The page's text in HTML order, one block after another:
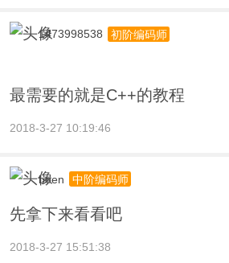
1473998538 初阶编码师
最需要的就是C++的教程
2018-3-27 10:19:46
boen 中阶编码师
先拿下来看看吧
2018-3-27 15:51:38